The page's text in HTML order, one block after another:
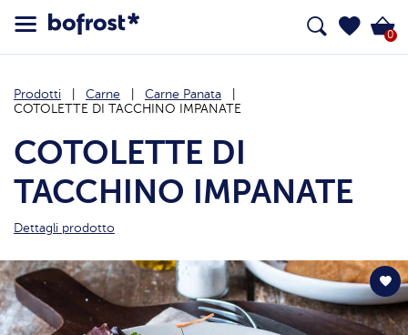
0
Prodotti Carne
Carne Panata
COTOLETTE DI TACCHINO IMPANATE
COTOLETTE DI
TACCHINO IMPANATE
Dettagli prodotto